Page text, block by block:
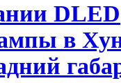
DLED
в